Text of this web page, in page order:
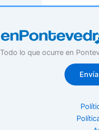
Todo lo que ocurre en